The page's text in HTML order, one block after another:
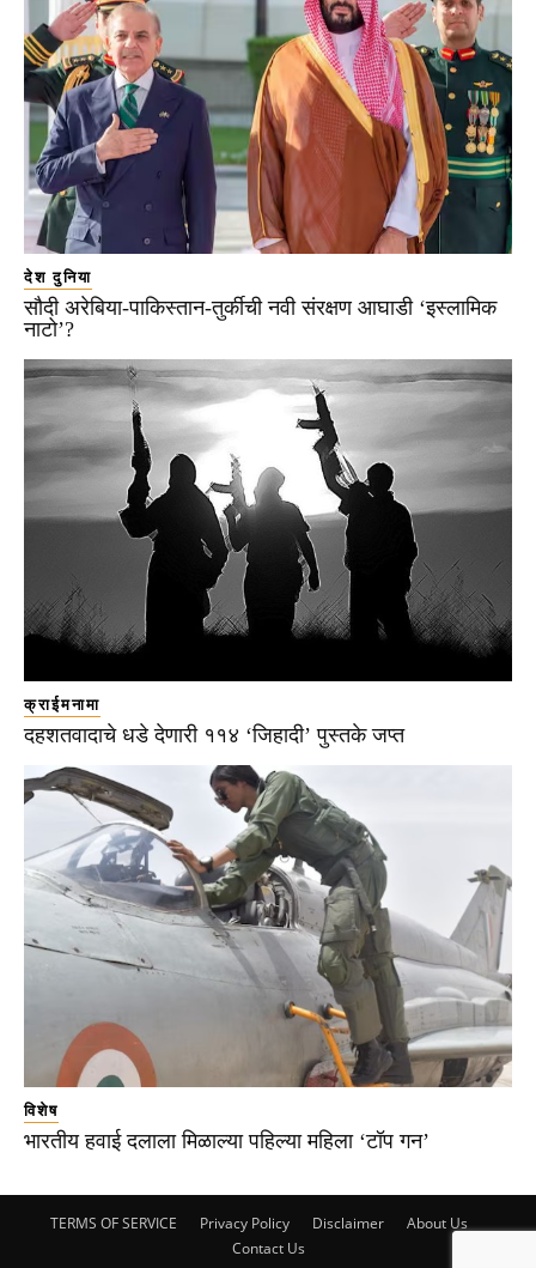
देश दुनिया
सौदी अरेबिया-पाकिस्तान-तुर्कीची नवी संरक्षण आघाडी ‘इस्लामिक
नाटो’?
क्राईमनामा
दहशतवादाचे धडे देणारी ११४ ‘जिहादी’ पुस्तके जप्त
विशेष
भारतीय हवाई दलाला मिळाल्या पहिल्या महिला ‘टॉप गन’
TERMS OF SERVICE Privacy Policy Disclaimer
About Us
Contact Us